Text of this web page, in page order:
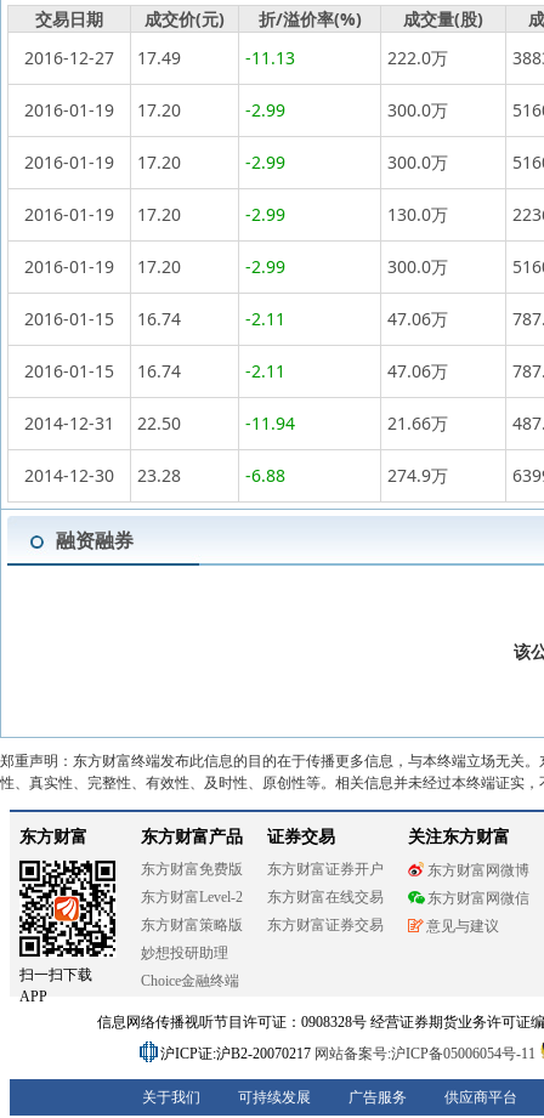
交易日期 成交价(元) 折/溢价率(%) 成交量(股)
2016-12-27
17.49 -11.13 222.0万
2016-01-19 17.20 -2.99 300.0万
2016-01-19 17.20 -2.99 300.0万
2016-01-19 17.20 -2.99 130.0万
2016-01-19 17.20 -2.99 300.0万
2016-01-15 16.74 -2.11 47.06万
2016-01-15 16.74 -2.11 47.06万
2014-12-31 22.50 -11.94 21.66万
2014-12-30 23.28 -6.88 274.9万
融资融券
该
郑重声明：东方财富终端发布此信息的目的在于传播更多信息，与本终端立场无关
性、真实性、完整性、有效性、及时性、原创性等。相关信息并未经过本终端证实